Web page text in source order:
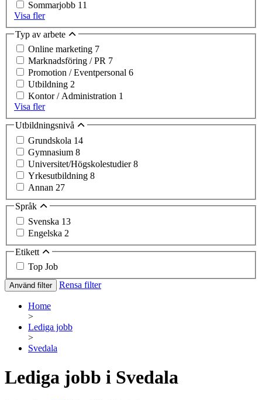
Sommarjobb 11
Visa fler
Typ av arbete
Online marketing 7
Marknadsföring / PR 7
Promotion / Eventpersonal 6
Utbildning 2
Kontor / Administration 1
Visa fler
Utbildningsnivå
Grundskola 14
Gymnasium 8
Universitet/Högskolestudier8
Yrkesutbildning 8
Annan 27
Språk
Svenska 13
Engelska 2
Etikett
Top Job
Använd filter Rensa filter
Home
>
Lediga jobb
>
Svedala
Lediga jobb i Svedala